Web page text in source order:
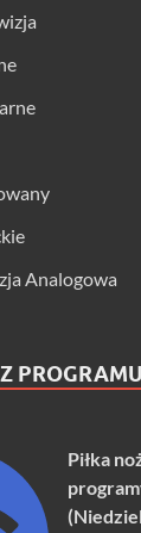
Analogowa
Z
Piłka